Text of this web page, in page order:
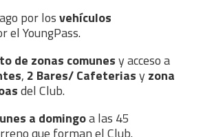
por losvehículos
el YoungPass.
de zonas comunesy acceso a
, 2 Bares/ Cafeteriasyzona
del Club.
a domingoa las 45
que forman el Club.